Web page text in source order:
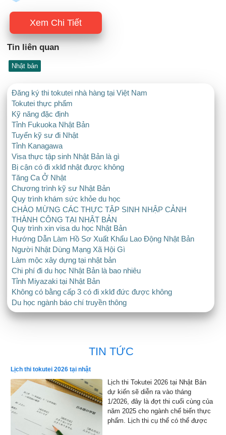
Xem Chi Tiết
Tin liên quan
Nhật bản
Đăng ký thi tokutei nhà hàng tại Việt Nam
Tokutei thực phẩm
Kỹ năng đặc định
Tỉnh Fukuoka Nhật Bản
Tuyển kỹ sư đi Nhật
Tỉnh Kanagawa
Visa thực tập sinh Nhật Bản là gì
Bị cận có đi xklđ nhật được không
Tăng Ca Ở Nhật
Chương trình kỹ sư Nhật Bản
Quy trình khám sức khỏe du học
CHÀO MỪNG CÁC THỰC TẬP SINH NHẬP CẢNH
THÀNH CÔNG TẠI NHẬT BẢN
Quy trình xin visa du học Nhật Bản
Hướng Dẫn Làm Hồ Sơ Xuất Khẩu Lao Động Nhật Bản
Người Nhật Dùng Mạng Xã Hội Gì
Làm mộc xây dựng tại nhật bản
Chi phí đi du học Nhật Bản là bao nhiêu
Tỉnh Miyazaki tại Nhật Bản
Không có bằng cấp 3 có đi xklđ đức được không
Du học ngành báo chí truyền thông
TIN TỨC
Lịch thi tokutei 2026 tại nhật
Lịch thi Tokutei 2026 tại Nhật Bản
dự kiến sẽ diễn ra vào tháng
1/2026, đây là đợt thi cuối cùng của
năm 2025 cho ngành chế biến thực
phẩm. Lịch thi cụ thể có thể được